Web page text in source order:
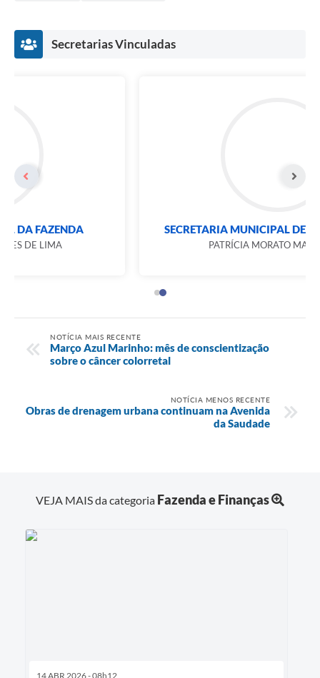
Secretarias Vinculadas
SECRETARIA MUNICIPAL DE COMUNICAÇÃO
PATRÍCIA MORATO MARANGÃO
NOTÍCIA MAIS RECENTE
Março Azul Marinho: mês de conscientização
sobre o câncer colorretal
NOTÍCIA MENOS RECENTE
Obras de drenagem urbana continuam na Avenida
da Saudade
VEJA MAIS da categoria Fazenda e Finanças
14 ABR 2026 - 08h12